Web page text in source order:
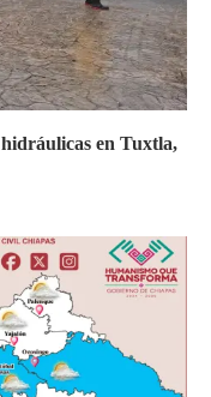
en Tuxtla,